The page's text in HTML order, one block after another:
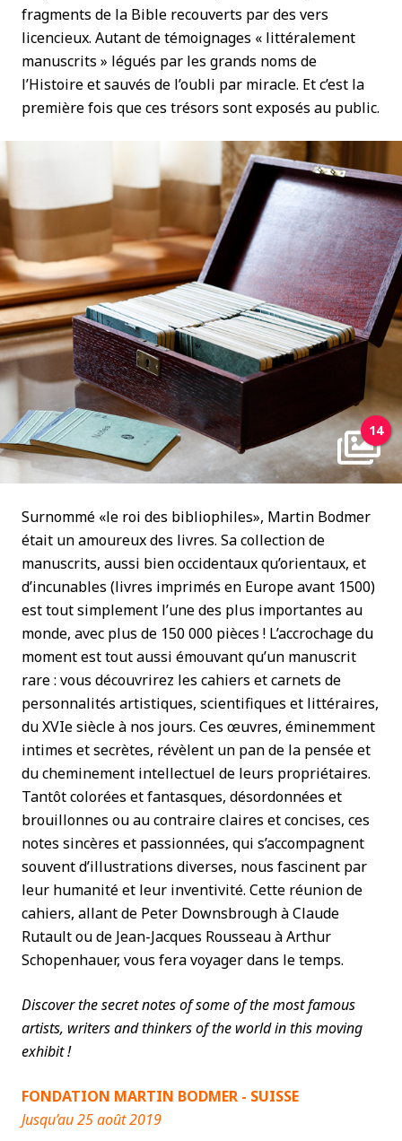
fragments de la Bible recouverts par des vers
licencieux. Autant de témoignages « littéralement
manuscrits » légués par les grands noms de
l’Histoire et sauvés de l’oubli par miracle. Et c’est la
première fois que ces trésors sont exposés au public.
14
Surnommé «le roi des bibliophiles», Martin Bodmer
était un amoureux des livres. Sa collection de
manuscrits, aussi bien occidentaux qu’orientaux, et
d’incunables (livres imprimés en Europe avant 1500)
est tout simplement l’une des plus importantes au
monde, avec plus de 150 000 pièces ! L’accrochage du
moment est tout aussi émouvant qu’un manuscrit
rare : vous découvrirez les cahiers et carnets de
personnalités artistiques, scientifiques et littéraires,
du XVIe siècle à nos jours. Ces œuvres, éminemment
intimes et secrètes, révèlent un pan de la pensée et
du cheminement intellectuel de leurs propriétaires.
Tantôt colorées et fantasques, désordonnées et
brouillonnes ou au contraire claires et concises, ces
notes sincères et passionnées, qui s’accompagnent
souvent d’illustrations diverses, nous fascinent par
leur humanité et leur inventivité. Cette réunion de
cahiers, allant de Peter Downsbrough à Claude
Rutault ou de Jean-Jacques Rousseau à Arthur
Schopenhauer, vous fera voyager dans le temps.
Discover the secret notes of some of the most famous
artists, writers and thinkers of the world in this moving
exhibit !
FONDATION MARTIN BODMER - SUISSE
Jusqu’au 25 août 2019